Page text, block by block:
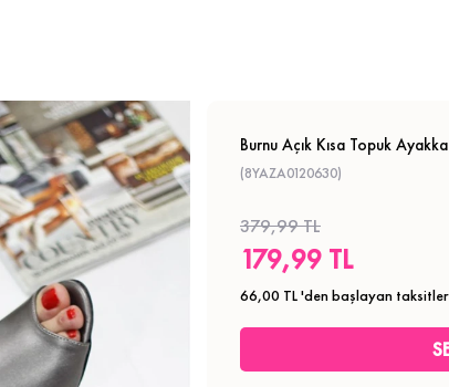
Burnu Açık Kısa Topuk
(8YAZA0120630)
379,99 TL
179,99 TL
66,00 TL'den başlayan